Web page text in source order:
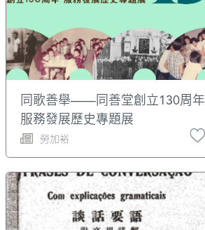
同歌善舉——同善堂創立130周年
服務發展歷史專題展
勞加裕